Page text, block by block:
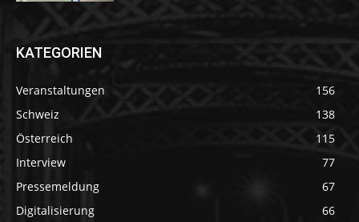
KATEGORIEN
Veranstaltungen
156
Schweiz
138
Österreich
115
Interview
77
Pressemeldung
67
Digitalisierung
66